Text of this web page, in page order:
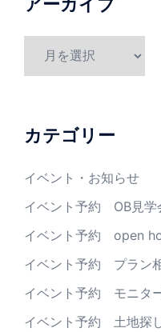
カテゴリー
イベント・お知らせ
イベント予約 OB見学
イベント予約 open
イベント予約 プラン
イベント予約 モニタ
イベント予約 土地探